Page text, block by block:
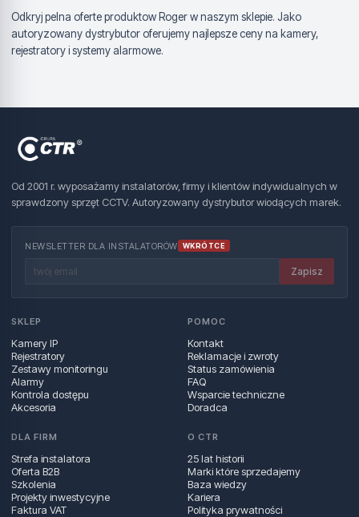
Odkryj pelna oferte produktow Roger w naszym sklepie. Jako
autoryzowany dystrybutor oferujemy najlepsze ceny na kamery,
rejestratory i systemy alarmowe.
Od 2001 r. wyposażamy instalatorów, firmy i klientów indywidualnych w
sprawdzony sprzęt CCTV. Autoryzowany dystrybutor wiodących marek.
NEWSLETTER DLA INSTALATORÓW WKRÓTCE
Zapisz
SKLEP
Kamery IP
Rejestratory
Zestawy monitoringu
Alarmy
Kontrola dostępu
Akcesoria
POMOC
Kontakt
Reklamacje i zwroty
Status zamówienia
FAQ
Wsparcie techniczne
Doradca
DLA FIRM
Strefa instalatora
Oferta B2B
Szkolenia
Projekty inwestycyjne
Faktura VAT
O CTR
25 lat historii
Marki które sprzedajemy
Baza wiedzy
Kariera
Polityka prywatności